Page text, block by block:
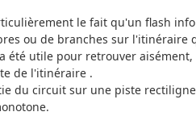
le fait qu'un flash
ou de branches sur l'itinéraire
été utile pour retrouver
de l'itinéraire .
du circuit sur une piste